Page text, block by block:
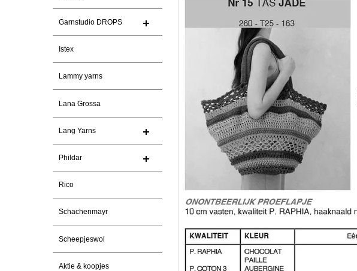
Garnstudio DROPS
Istex
Lammy yarns
Lana Grossa
Lang Yarns
Phildar
Rico
Schachenmayr
Scheepjeswol
Aktie & koopjes